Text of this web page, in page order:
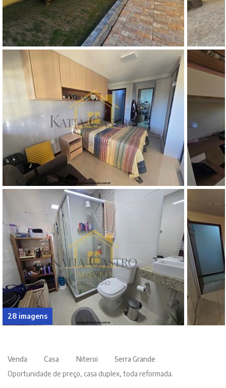
28 imagens
Venda Casa Niteroi
Serra Grande
Oportunidade de preço, casa duplex, toda reformada.